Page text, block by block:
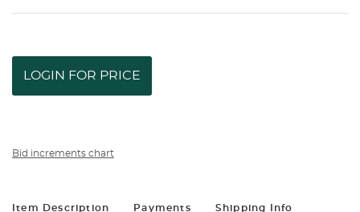
LOGIN FOR PRICE
Bid increments chart
Item Description Payments Shipping Info